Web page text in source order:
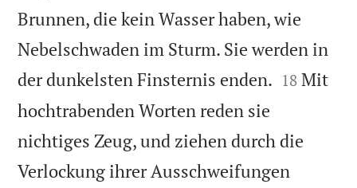
Brunnen, die kein Wasser haben, wie
Nebelschwaden im Sturm. Sie werden in
der dunkelsten Finsternis enden. 

18 Mit
hochtrabenden Worten reden sie
nichtiges Zeug, und ziehen durch die
Verlockung ihrer Ausschweifungen